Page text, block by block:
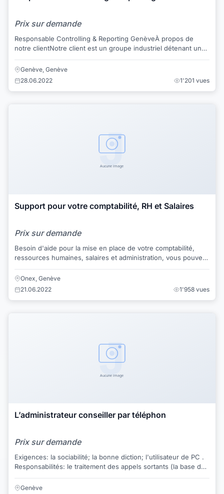
Prix sur demande
Responsable Controlling & Reporting GenèveÀ propos de
notre clientNotre client est un groupe industriel détenant une
Genève, Genève
28.06.2022
1'201 vues
Support pour votre comptabilité, RH et Salaires
Prix sur demande
Besoin d'aide pour la mise en place de votre comptabilité,
ressources humaines, salaires et administration, vous pouvez
Onex, Genève
21.06.2022
1'958 vues
L’administrateur conseiller par téléphon
Prix sur demande
Exigences: la sociabilité; la bonne diction; l'utilisateur de PC .
Responsabilités: le traitement des appels sortants (la base de
Genève